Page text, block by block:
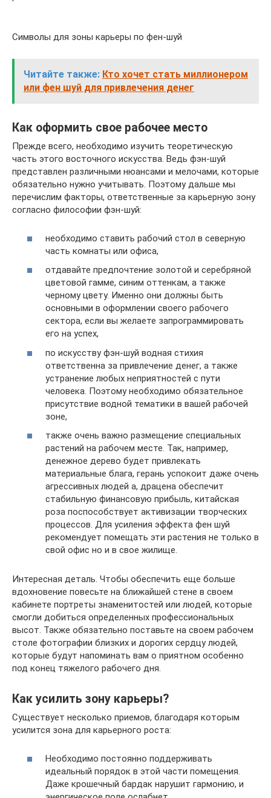
Символы для зоны карьеры по фен-шуй
Читайте также: Кто хочет стать миллионером
или фен шуй для привлечения денег
Как оформить свое рабочее место
Прежде всего, необходимо изучить теоретическую
часть этого восточного искусства. Ведь фэн-шуй
представлен различными нюансами и мелочами, которые
обязательно нужно учитывать. Поэтому дальше мы
перечислим факторы, ответственные за карьерную зону
согласно философии фэн-шуй:
необходимо ставить рабочий стол в северную
часть комнаты или офиса,
отдавайте предпочтение золотой и серебряной
цветовой гамме, синим оттенкам, а также
черному цвету. Именно они должны быть
основными в оформлении своего рабочего
сектора, если вы желаете запрограммировать
его на успех,
по искусству фэн-шуй водная стихия
ответственна за привлечение денег, а также
устранение любых неприятностей с пути
человека. Поэтому необходимо обязательное
присутствие водной тематики в вашей рабочей
зоне,
также очень важно размещение специальных
растений на рабочем месте. Так, например,
денежное дерево будет привлекать
материальные блага, герань успокоит даже очень
агрессивных людей а, драцена обеспечит
стабильную финансовую прибыль, китайская
роза поспособствует активизации творческих
процессов. Для усиления эффекта фен шуй
рекомендует помещать эти растения не только в
свой офис но и в свое жилище.
Интересная деталь. Чтобы обеспечить еще больше
вдохновение повесьте на ближайшей стене в своем
кабинете портреты знаменитостей или людей, которые
смогли добиться определенных профессиональных
высот. Также обязательно поставьте на своем рабочем
столе фотографии близких и дорогих сердцу людей,
которые будут напоминать вам о приятном особенно
под конец тяжелого рабочего дня.
Как усилить зону карьеры?
Существует несколько приемов, благодаря которым
усилится зона для карьерного роста:
Необходимо постоянно поддерживать
идеальный порядок в этой части помещения.
Даже крошечный бардак нарушит гармонию, и